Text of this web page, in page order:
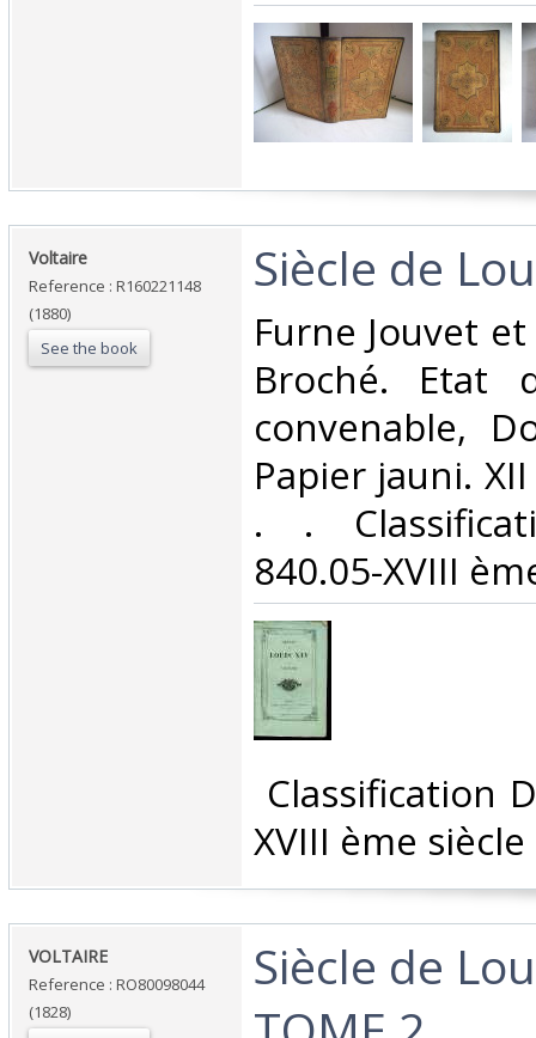
‎Voltaire‎
Reference : R160221148
(1880)
See the book
‎Siècle de
‎Furne Jouvet
Broché. Etat
convenable,
Papier jauni.
. .
840.05-XVIII
Classification
XVIII ème siècle‎
‎VOLTAIRE‎
Reference : RO80098044
(1828)
‎Siècle de